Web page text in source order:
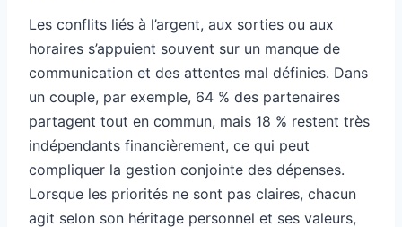
Les conflits liés à l’argent, aux sorties ou aux
horaires s’appuient souvent sur un manque de
communication et des attentes mal définies. Dans
un couple, par exemple, 64 % des partenaires
partagent tout en commun, mais 18 % restent très
indépendants financièrement, ce qui peut
compliquer la gestion conjointe des dépenses.
Lorsque les priorités ne sont pas claires, chacun
agit selon son héritage personnel et ses valeurs,